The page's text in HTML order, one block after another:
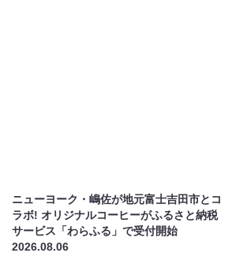
ニューヨーク・嶋佐が地元富士吉田市とコ
ラボ! オリジナルコーヒーがふるさと納税
サービス「わらふる」で受付開始
2026.08.06